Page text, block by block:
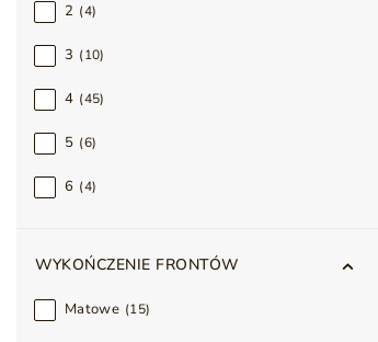
2 4
3 10
4 45
5 6
6 4
WYKOŃCZENIE FRONTÓW
Matowe 15